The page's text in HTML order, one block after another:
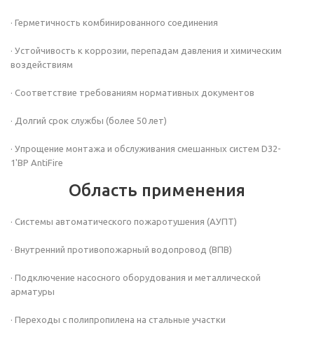
· Герметичность комбинированного соединения
· Устойчивость к коррозии, перепадам давления и химическим
воздействиям
· Соответствие требованиям нормативных документов
· Долгий срок службы (более 50 лет)
· Упрощение монтажа и обслуживания смешанных систем D32-
1'ВР AntiFire
Область применения
· Системы автоматического пожаротушения (АУПТ)
· Внутренний противопожарный водопровод (ВПВ)
· Подключение насосного оборудования и металлической
арматуры
· Переходы с полипропилена на стальные участки